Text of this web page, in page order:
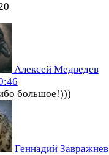
Алексей Медведев
большое!)))
Геннадий Завражнев